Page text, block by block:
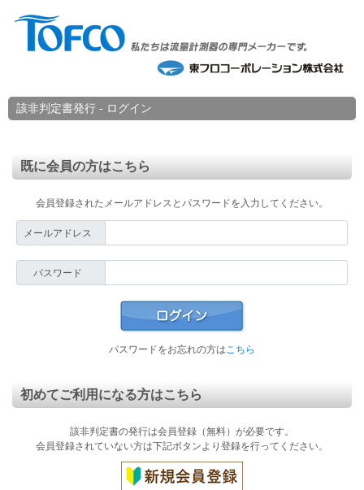
該非判定書発行 - ログイン
既に会員の方はこちら
会員登録されたメールアドレスとパスワードを入力してください。
メールアドレス
パスワード
パスワードをお忘れの方はこちら
初めてご利用になる方はこちら
該非判定書の発行は会員登録（無料）が必要です。
会員登録されていない方は下記ボタンより登録を行ってください。